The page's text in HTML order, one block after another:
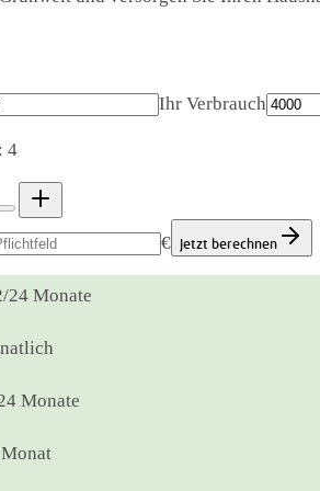
Ihr Verbrauch
4
€ Jetzt berechnen
24 Monate
Monate